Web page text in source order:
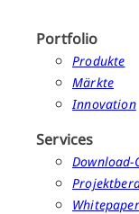
Portfolio
Produkte
Märkte
Innovation
Services
Download-
Whitepaper